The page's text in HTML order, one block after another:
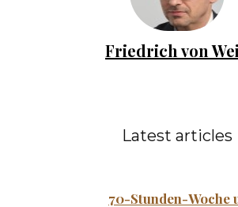
Friedrich von
Latest articles
70-Stunden-Woche